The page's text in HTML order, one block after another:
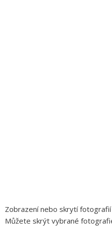
Zobrazení nebo skrytí fotografií
Můžete skrýt vybrané